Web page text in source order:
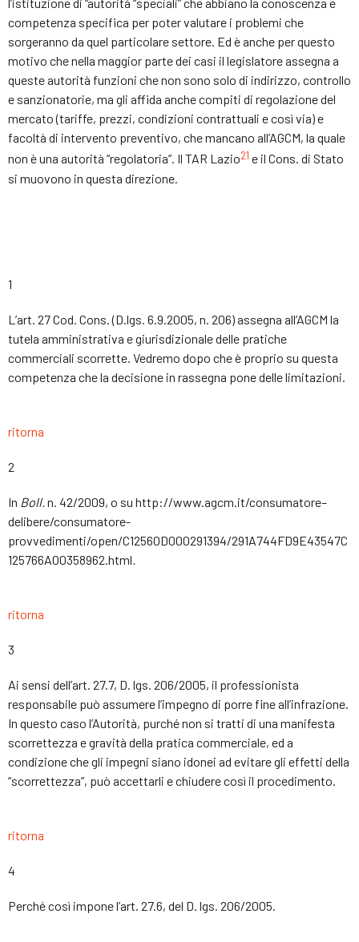
competenza specifica per poter valutare i problemi che
sorgeranno da quel particolare settore. Ed è anche per questo
motivo che nella maggior parte dei casi il legislatore assegna a
queste autorità funzioni che non sono solo di indirizzo, controllo
e sanzionatorie, ma gli affida anche compiti di regolazione del
mercato (tariffe, prezzi, condizioni contrattuali e così via) e
facoltà di intervento preventivo, che mancano all’AGCM, la quale
non è una autorità “regolatoria”. Il TAR Lazio21 e il Cons. di Stato
si muovono in questa direzione.
1
L’art. 27 Cod. Cons. (D.lgs. 6.9.2005, n. 206) assegna all’AGCM la
tutela amministrativa e giurisdizionale delle pratiche
commerciali scorrette. Vedremo dopo che è proprio su questa
competenza che la decisione in rassegna pone delle limitazioni.
ritorna
2
In Boll. n. 42/2009, o su http://www.agcm.it/consumatore–
delibere/consumatore-
provvedimenti/open/C12560D000291394/291A744FD9E43547C
125766A00358962.html
ritorna
3
Ai sensi dell’art. 27.7, D. lgs. 206/2005, il professionista
responsabile può assumere l’impegno di porre fine all’infrazione.
In questo caso l’Autorità, purché non si tratti di una manifesta
scorrettezza e gravità della pratica commerciale, ed a
condizione che gli impegni siano idonei ad evitare gli effetti della
“scorrettezza”, può accettarli e chiudere così il procedimento.
ritorna
4
Perché così impone l’art. 27.6, del D. lgs. 206/2005.